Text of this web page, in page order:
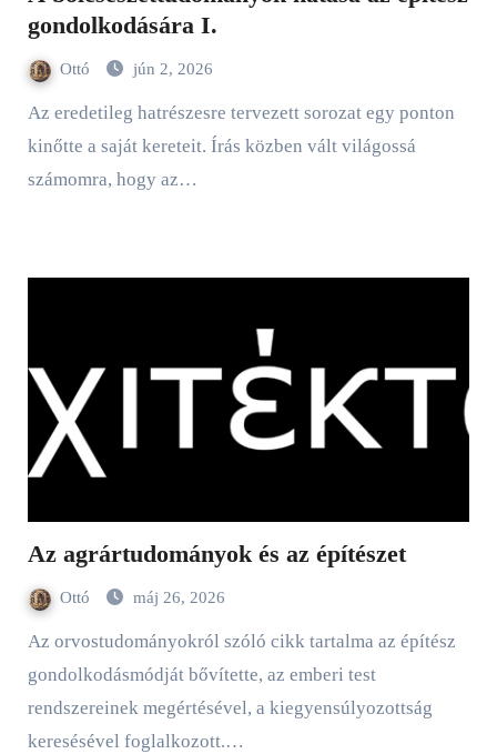
gondolkodására I.
Ottó jún 2, 2026
Az eredetileg hatrészesre tervezett sorozat egy ponton
kinőtte a saját kereteit. Írás közben vált világossá
számomra, hogy az…
Az agrártudományok és az építészet
Ottó máj 26, 2026
Az orvostudományokról szóló cikk tartalma az építész
gondolkodásmódját bővítette, az emberi test
rendszereinek megértésével, a kiegyensúlyozottság
keresésével foglalkozott.…